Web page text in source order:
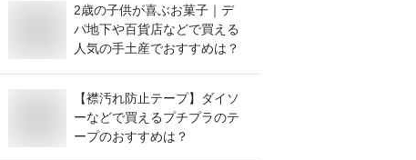
2歳の子供が喜ぶお菓子｜デ
パ地下や百貨店などで買える
人気の手土産でおすすめは？
【襟汚れ防止テープ】ダイソ
ーなどで買えるプチプラのテ
ープのおすすめは？